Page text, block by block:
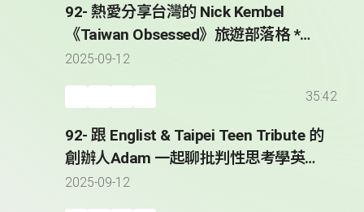
92- 熱愛分享台灣的 Nick Kembel
《Taiwan Obsessed》旅遊部落格 *
Sharing His Taiwan Obsession with
2025-09-12
35:42
92- 跟 Englist & Taipei Teen Tribute 的
創辦人Adam 一起聊批判性思考學英文
* Adam Hatch - Founder of Englist &
2025-09-12